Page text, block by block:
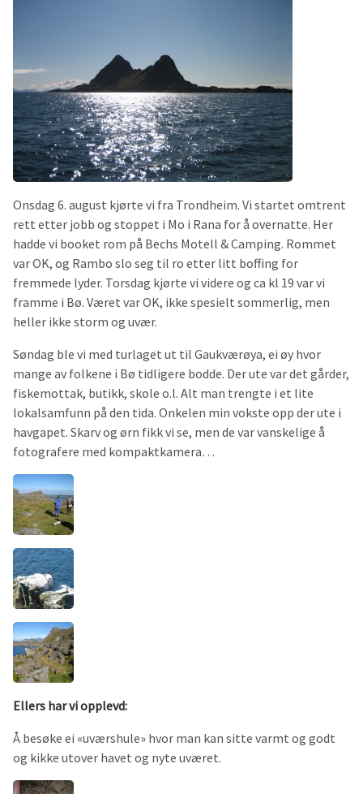
Onsdag 6. august kjørte vi fra Trondheim. Vi startet omtrent
rett etter jobb og stoppet i Mo i Rana for å overnatte. Her
hadde vi booket rom på Bechs Motell & Camping. Rommet
var OK, og Rambo slo seg til ro etter litt boffing for
fremmede lyder. Torsdag kjørte vi videre og ca kl 19 var vi
framme i Bø. Været var OK, ikke spesielt sommerlig, men
heller ikke storm og uvær.
Søndag ble vi med turlaget ut til Gaukværøya, ei øy hvor
mange av folkene i Bø tidligere bodde. Der ute var det gårder,
fiskemottak, butikk, skole o.l. Alt man trengte i et lite
lokalsamfunn på den tida. Onkelen min vokste opp der ute i
havgapet. Skarv og ørn fikk vi se, men de var vanskelige å
fotografere med kompaktkamera…
Ellers har vi opplevd:
Å besøke ei «uværshule» hvor man kan sitte varmt og godt
og kikke utover havet og nyte uværet.